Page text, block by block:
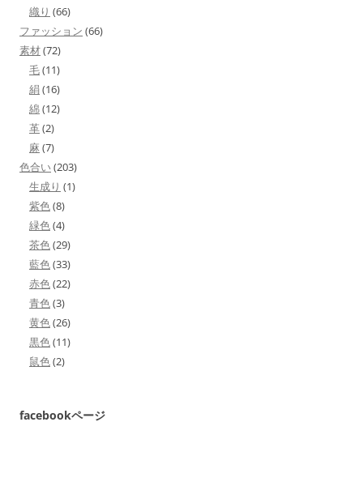
織り (66)
ファッション (66)
素材(72)
毛(11)
絹(16)
綿(12)
革(2)
麻 (7)
色合い(203)
生成り (1)
紫色(8)
緑色(4)
茶色(29)
藍色(33)
赤色(22)
青色(3)
黄色(26)
黒色(11)
鼠色(2)
facebookページ